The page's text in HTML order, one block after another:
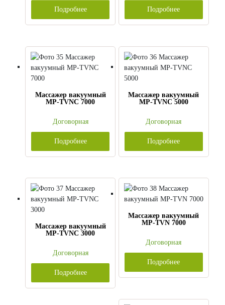
Подробнее Подробнее
Массажер вакуумный
MP-TVNC 7000
Договорная
Подробнее
Массажер вакуумный
MP-TVNC 5000
Договорная
Подробнее
Массажер вакуумный
MP-TVNC 3000
Договорная
Подробнее
Массажер вакуумный
MP-TVN 7000
Договорная
Подробнее